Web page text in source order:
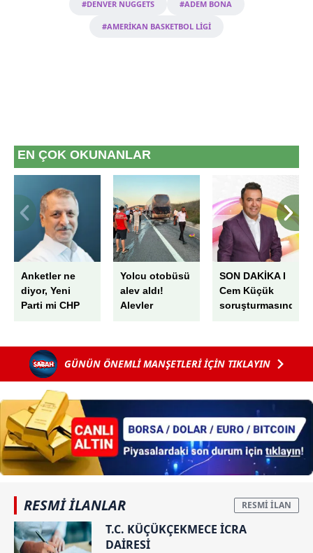
kullanılmaktadır. Diğer çerezler, sitemizin daha işlevsel
için Ayarlar butonuna tıklayabilir,Çerez Bilgilendirme
Metnimiziziyaret edebilirsiniz.
6698 sayılı Kişisel Verilerin Korunması Kanunu uyarınca
hazırlanmış Aydınlatma Metnimizi okumak ve sitemizde
ilgili mevzuata uygun olarak kullanılan çerezlerle ilgili bilgi
almak için lütfen
tıklayınız
#DENVER NUGGETS #ADEM BONA
#AMERİKAN BASKETBOL LİGİ
EN ÇOK OKUNANLAR
Anketler ne
diyor, Yeni
Parti mi CHP
Yolcu otobüsü
alev aldı!
Alevler
SON DAKİKA I
Cem Küçük
soruşturmasında
Sarıkaya
adliyeye sevk
GÜNÜN ÖNEMLİ MANŞETLERİ İÇİN TIKLAYIN
RESMİ İLANLAR
T.C. KÜÇÜKÇEKMECE İCRA
DAİRESİ